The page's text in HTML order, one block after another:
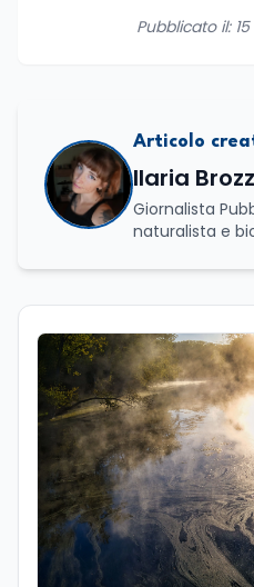
Pubblicato il:
Articolo
Ilaria
Giornalista
naturalista e
Laureata in
professionale
dei processi
regolano i
macroscopico
attività di
(Istituto di
Molecolari)
Roma,
biologia vegetale. Nel corso
esperienza
avuto modo